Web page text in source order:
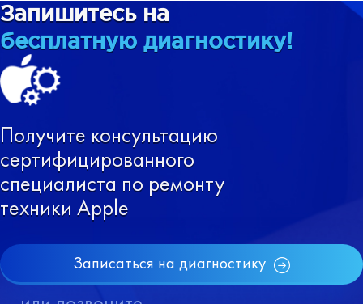
Запишитесь на
бесплатную диагностику!
Получите консультацию
сертифицированного
специалиста по ремонту
техники Apple
Записаться на диагностику